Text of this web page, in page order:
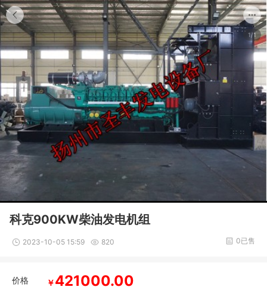
1/1
科克900KW柴油发电机组
2023-10-05 15:59 820 0已售
价格 ￥421000.00